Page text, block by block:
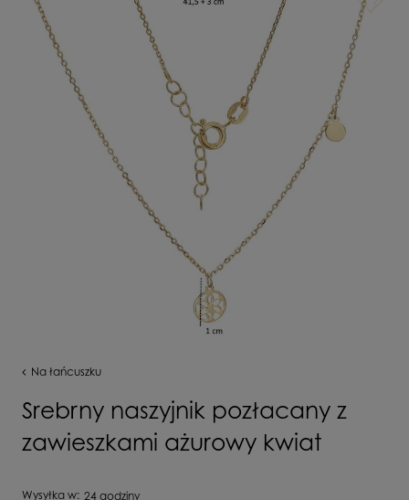
Na łańcuszku
Srebrny naszyjnik pozłacany z
zawieszkami ażurowy kwiat
Wysyłka w: 24 godziny